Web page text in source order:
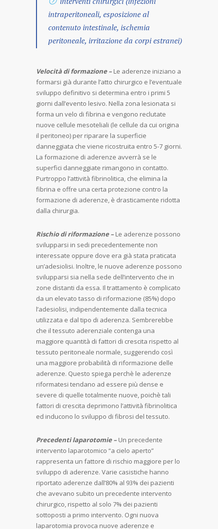
intraperitoneali, esposizione al
contenuto intestinale, ischemia
peritoneale, irritazione da corpi estranei)
Velocità di formazione – Le aderenze iniziano a
formarsi già durante l’atto chirurgico e l’eventuale
sviluppo definitivo si determina entro i primi 5
giorni dall’evento lesivo. Nella zona lesionata si
forma un velo di fibrina e vengono reclutate
nuove cellule mesoteliali (le cellule da cui origina
il peritoneo) per riparare la superficie
danneggiata che viene ricostruita entro 5-7 giorni.
La formazione di aderenze avverrà se le
superfici danneggiate rimangono in contatto.
Purtroppo l’attività fibrinolitica, che elimina la
fibrina e offre una certa protezione contro la
formazione di aderenze, è drasticamente ridotta
dalla chirurgia.
Rischio di riformazione – Le aderenze possono
svilupparsi in sedi precedentemente non
interessate oppure dove era già stata praticata
un’adesiolisi. Inoltre, le nuove aderenze possono
svilupparsi sia nella sede dell’intervento che in
zone distanti da essa. Il trattamento è complicato
da un elevato tasso di riformazione (85%) dopo
l’adesiolisi, indipendentemente dalla tecnica
utilizzata e dal tipo di aderenza. Sembrerebbe
che il tessuto aderenziale contenga una
maggiore quantità di fattori di crescita rispetto al
tessuto peritoneale normale, suggerendo così
una maggiore probabilità di riformazione delle
aderenze. Questo spiega perchè le aderenze
riformatesi tendano ad essere più dense e
severe di quelle totalmente nuove, poichè tali
fattori di crescita deprimono l’attività fibrinolitica
ed inducono lo sviluppo di fibrosi del tessuto.
Precedenti laparotomie – Un precedente
intervento laparotomico “a cielo aperto”
rappresenta un fattore di rischio maggiore per lo
sviluppo di aderenze. Varie casistiche hanno
riportato aderenze dall’80% al 93% dei pazienti
che avevano subito un precedente intervento
chirurgico, rispetto al solo 7% dei pazienti
sottoposti a primo intervento. Ogni nuova
laparotomia provoca nuove aderenze e